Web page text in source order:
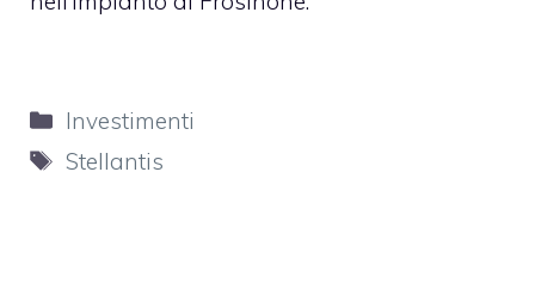
Categorie
Investimenti
Tag
Stellantis